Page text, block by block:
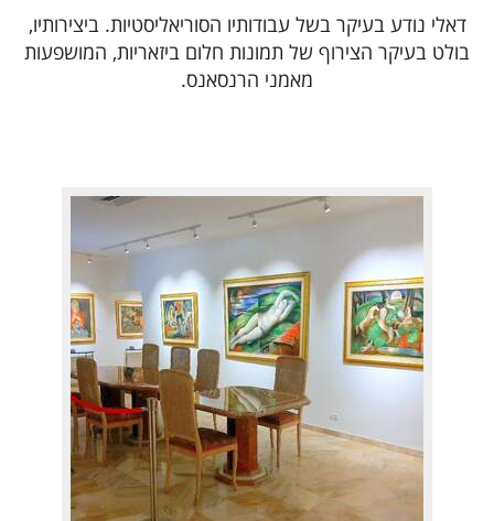
דאלי נודע בעיקר בשל עבודותיו הסוריאליסטיות. ביצירותיו,
בולט בעיקר הצירוף של תמונות חלום ביזאריות, המושפעות
מאמני הרנסאנס.